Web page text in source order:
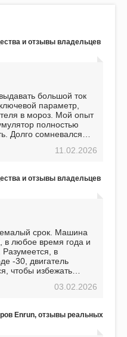
и отзывы владельцев
большой ток
параметр,
в мороз. Мой опыт
полностью
Долго сомневался
вложение,11.02.2026
и отзывы владельцев
срок. Машина
в любое время года и
Разумеется, в
-30, двигатель
чтобы избежать
поломки,
он даже
03.02.2026
Enrun, отзывы реальных